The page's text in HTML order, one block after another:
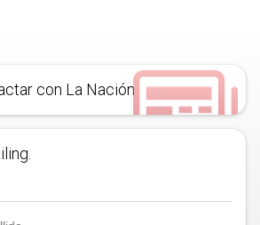
con La Nación